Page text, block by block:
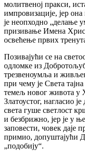
молитвеној пракси,
импровизације, јер
је неопходно „делање
призивање Имена
освећење првих
Позивајући се на
одломке из
трезвеноумља и
при чему је Света
темељ новог живота у
Златоустог, нагласио
света гуше светлост
и безбрижно, јер је у
заповести, човек даје
примио, допуштајући
„подобију“.